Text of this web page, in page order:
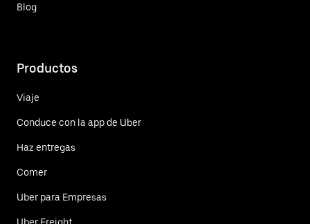
Blog
Productos
Viaje
Conduce con la app de Uber
Haz entregas
Comer
Uber para Empresas